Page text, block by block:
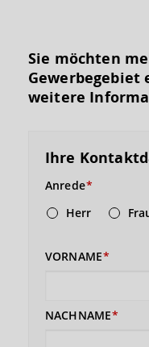
Sie möchten
Gewerbegebiet
weitere
Ihre
Anrede
Herr
VORNAME
NACHNAME